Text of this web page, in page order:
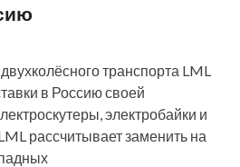
транспорта LML
в Россию своей
электробайки и
рассчитывает заменить на